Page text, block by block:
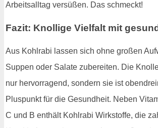
Arbeitsalltag versüßen. Das schmeckt!
Fazit: Knollige Vielfalt mit
Aus Kohlrabi lassen sich ohne großen
Suppen oder Salate zubereiten. Die
nur hervorragend, sondern sie ist
Pluspunkt für die Gesundheit. Neben
C und B enthält Kohlrabi Wirkstoffe, die